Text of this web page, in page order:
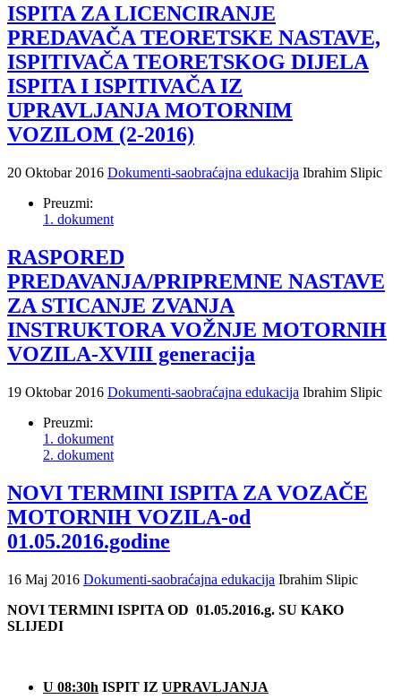
ISPITA ZA LICENCIRANJE
PREDAVAČA TEORETSKE NASTAVE,
ISPITIVAČA TEORETSKOG DIJELA
ISPITA I ISPITIVAČA IZ
UPRAVLJANJA MOTORNIM
VOZILOM (2-2016)
20 Oktobar 2016 Dokumenti-saobraćajna edukacija Ibrahim Slipic
Preuzmi:
1. dokument
RASPORED
PREDAVANJA/PRIPREMNE NASTAVE
ZA STICANJE ZVANJA
INSTRUKTORA VOŽNJE MOTORNIH
VOZILA-XVIII generacija
19 Oktobar 2016 Dokumenti-saobraćajna edukacija Ibrahim Slipic
Preuzmi:
1. dokument
2. dokument
NOVI TERMINI ISPITA ZA VOZAČE
MOTORNIH VOZILA-od
01.05.2016.godine
16 Maj 2016 Dokumenti-saobraćajna edukacija Ibrahim Slipic
NOVI TERMINI ISPITA OD 01.05.2016.g. SU KAKO
SLIJEDI
U 08:30h ISPIT IZ UPRAVLJANJA